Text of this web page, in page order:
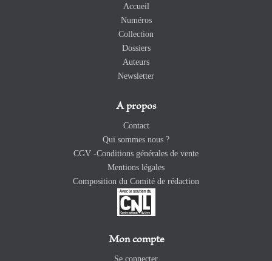
Accueil
Numéros
Collection
Dossiers
Auteurs
Newsletter
A propos
Contact
Qui sommes nous ?
CGV -Conditions générales de vente
Mentions légales
Composition du Comité de rédaction
Mon compte
Se connecter